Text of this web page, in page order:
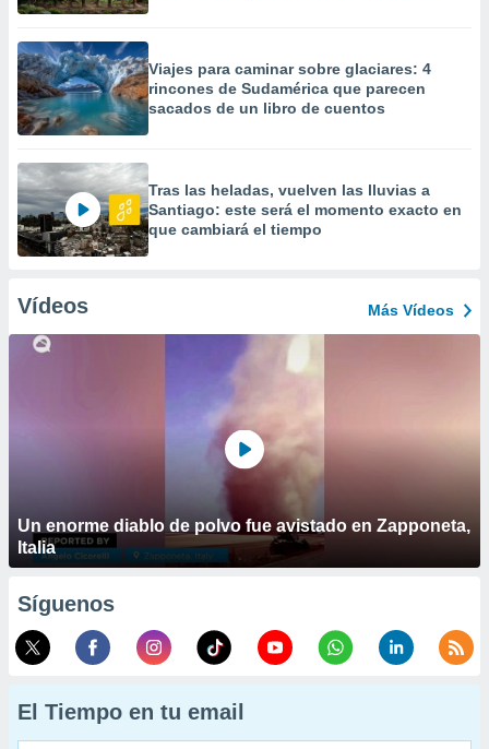
Viajes para caminar sobre glaciares: 4
rincones de Sudamérica que parecen
sacados de un libro de cuentos
Tras las heladas, vuelven las lluvias a
Santiago: este será el momento exacto en
que cambiará el tiempo
Vídeos Más Vídeos
Un enorme diablo de polvo fue avistado en Zapponeta,
Italia
Síguenos
El Tiempo en tu email